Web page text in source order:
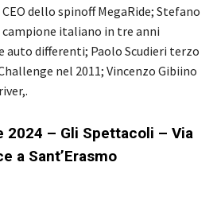
dello spinoff MegaRide; Stefano
italiano in tre anni
auto differenti; Paolo Scudieri terzo
nel 2011; Vincenzo Gibiino
2024 – Gli Spettacoli – Via
a Sant’Erasmo